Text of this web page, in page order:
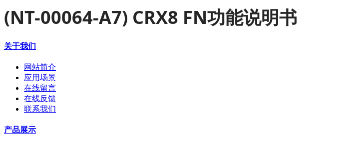
(NT-00064-A7) CRX8 FN功能说明书
关于我们
网站简介
应用场景
在线留言
在线反馈
联系我们
产品展示